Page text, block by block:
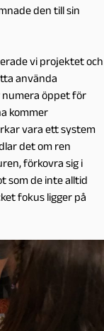
den till sin
vi projektet och
använda
numera öppet för
kommer
vara ett system
det om ren
förkovra sig i
som de inte alltid
fokus ligger på